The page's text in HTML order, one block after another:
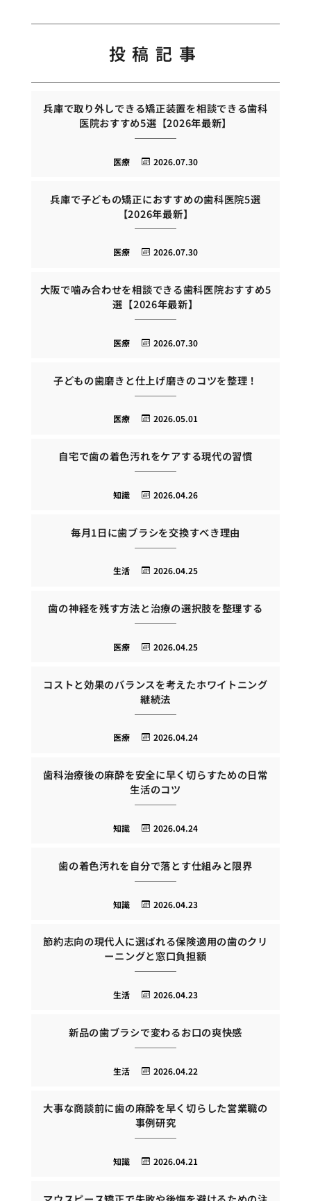
投稿記事
兵庫で取り外しできる矯正装置を相談できる歯科
医院おすすめ5選【2026年最新】
2026.07.30
医療
兵庫で子どもの矯正におすすめの歯科医院5選
【2026年最新】
2026.07.30
医療
大阪で噛み合わせを相談できる歯科医院おすすめ5
選【2026年最新】
2026.07.30
医療
子どもの歯磨きと仕上げ磨きのコツを整理！
2026.05.01
医療
自宅で歯の着色汚れをケアする現代の習慣
2026.04.26
知識
毎月1日に歯ブラシを交換すべき理由
2026.04.25
生活
歯の神経を残す方法と治療の選択肢を整理する
2026.04.25
医療
コストと効果のバランスを考えたホワイトニング
継続法
2026.04.24
医療
歯科治療後の麻酔を安全に早く切らすための日常
生活のコツ
2026.04.24
知識
歯の着色汚れを自分で落とす仕組みと限界
2026.04.23
知識
節約志向の現代人に選ばれる保険適用の歯のクリ
ーニングと窓口負担額
2026.04.23
生活
新品の歯ブラシで変わるお口の爽快感
2026.04.22
生活
大事な商談前に歯の麻酔を早く切らした営業職の
事例研究
2026.04.21
知識